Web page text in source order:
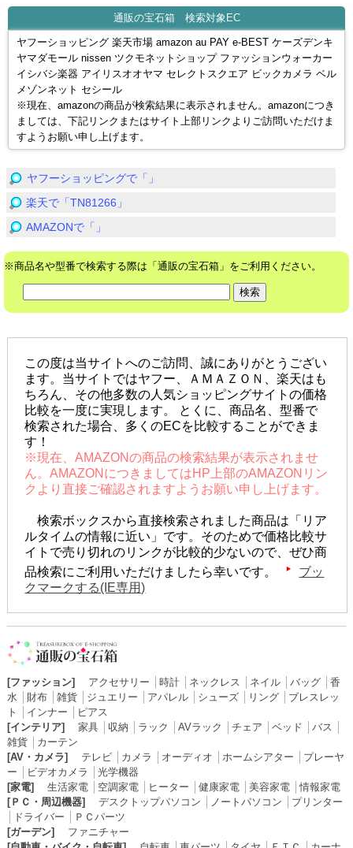
通販の宝石箱 検索対象EC
ヤフーショッピング 楽天市場 amazon au PAY e-BEST ケーズデンキ
ヤマダモール nissen ツクモネットショップ ファッションウォーカー
イシバシ楽器 アイリスオオヤマ セレクトスクエア ビックカメラ ベル
メゾンネット セシール
※現在、amazonの商品が検索結果に表示されません。amazonにつき
ましては、下記リンクまたはサイト上部リンクよりご訪問いただけま
すようお願い申し上げます。
ヤフーショッピングで「」
楽天で「TN81266」
AMAZONで「」
※商品名や型番で検索する際は「通販の宝石箱」をご利用ください。
この度は当サイトへのご訪問、誠にありがとうござい
ます。当サイトではヤフー、ＡＭＡＺＯＮ、楽天はも
ちろん、その他多数の人気ショッピングサイトの価格
比較を一度に実現します。 とくに、商品名、型番で
検索された場合、多くのECを比較することができま
す！
※現在、AMAZONの商品の検索結果が表示されませ
ん。AMAZONにつきましてはHP上部のAMAZONリン
クより直接ご確認されますようお願い申し上げます。
検索ボックスから直接検索されました商品は「リア
ルタイムの情報に近い」です。そのためで価格比較サ
イトで売り切れのリンクが比較的少ないので、ぜひ商
品検索にご利用いただけましたら幸いです。
ブッ
クマークする(IE専用)
[ファッション] アクセサリー 時計│ ネックレス ネイル│ バッグ│ 香
水
財布│ 雑貨│ ジュエリー アパレル│ シューズ│ リング│ ブレスレッ
ト
インナー
ピアス
[インテリア]
家具│ 収納 ラック AVラック チェア ベッド バス
雑貨│ カーテン
[AV・カメラ]
テレビ│ カメラ オーディオ ホームシアター
プレーヤ
ー
ビデオカメラ
光学機器
[家電]
生活家電│ 空調家電│ ヒーター 健康家電│ 美容家電│情報家電
[ＰＣ・周辺機器]
デスクトップパソコン ノートパソコン
プリンター
ドライバー
ＰＣパーツ
[ガーデン]
ファニチャー